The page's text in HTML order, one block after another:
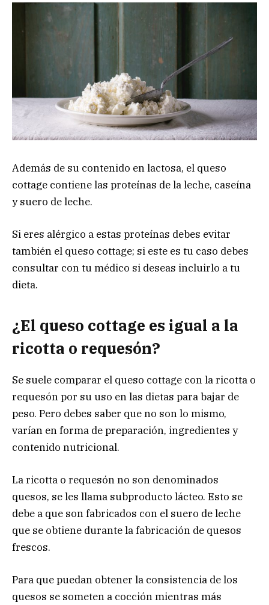
Además de su contenido en lactosa, el queso
cottage contiene las proteínas de la leche, caseína
y suero de leche.
Si eres alérgico a estas proteínas debes evitar
también el queso cottage; si este es tu caso debes
consultar con tu médico si deseas incluirlo a tu
dieta.
¿El queso cottage es igual a la
ricotta o requesón?
Se suele comparar el queso cottage con la ricotta o
requesón por su uso en las dietas para bajar de
peso. Pero debes saber que no son lo mismo,
varían en forma de preparación, ingredientes y
contenido nutricional.
La ricotta o requesón no son denominados
quesos, se les llama subproducto lácteo. Esto se
debe a que son fabricados con el suero de leche
que se obtiene durante la fabricación de quesos
frescos.
Para que puedan obtener la consistencia de los
quesos se someten a cocción mientras más